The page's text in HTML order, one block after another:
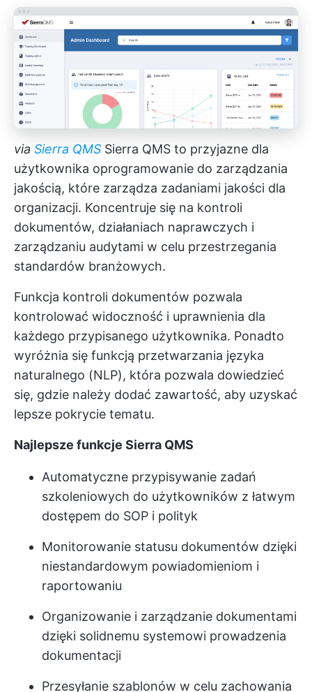
via Sierra QMS Sierra QMS to przyjazne dla
użytkownika oprogramowanie do zarządzania
jakością, które zarządza zadaniami jakości dla
organizacji. Koncentruje się na kontroli
dokumentów, działaniach naprawczych i
zarządzaniu audytami w celu przestrzegania
standardów branżowych.
Funkcja kontroli dokumentów pozwala
kontrolować widoczność i uprawnienia dla
każdego przypisanego użytkownika. Ponadto
wyróżnia się funkcją przetwarzania języka
naturalnego (NLP), która pozwala dowiedzieć
się, gdzie należy dodać zawartość, aby uzyskać
lepsze pokrycie tematu.
Najlepsze funkcje Sierra QMS
Automatyczne przypisywanie zadań
szkoleniowych do użytkowników z łatwym
dostępem do SOP i polityk
Monitorowanie statusu dokumentów dzięki
niestandardowym powiadomieniom i
raportowaniu
Organizowanie i zarządzanie dokumentami
dzięki solidnemu systemowi prowadzenia
dokumentacji
Przesyłanie szablonów w celu zachowania